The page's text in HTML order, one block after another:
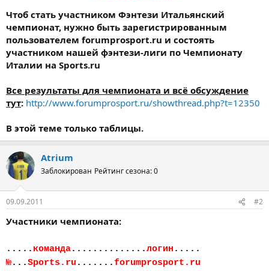
Чтоб стать участником Фэнтези Итальянский
чемпионат, нужно быть зарегистрированным
пользователем forumprosport.ru и состоять
участником нашей фэнтези-лиги по Чемпионату
Италии на Sports.ru
Все результаты для чемпионата и всё обсуждение
тут: http://www.forumprosport.ru/showthread.php?t=12350
В этой теме только таблицы.
Atrium
Заблокирован Рейтинг сезона: 0
09.09.2011 #2
Участники чемпионата:
..... команда..............логин .....
№...Sports.ru .......forumprosport.ru